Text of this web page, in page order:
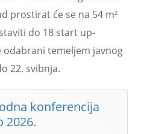
prostirat će se na 54 m²
do 18 start up-
odabrani temeljem javnog
22. svibnja.
konferencija
2026.